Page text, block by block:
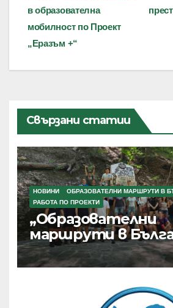
в образователна
мобилност по Проект
„Еразъм +“
Свързани статии
НОВИНИ
ОБРАЗОВАТЕЛНИ МАРШРУТИ В
РАБОТА ПО ПРОЕКТИ
„Образователни
маршрути в